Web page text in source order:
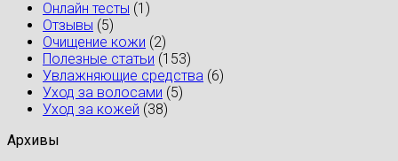
Онлайн тесты (1)
Отзывы (5)
Очищение кожи (2)
Полезные статьи (153)
Увлажняющие средства (6)
Уход за волосами (5)
Уход за кожей (38)
Архивы